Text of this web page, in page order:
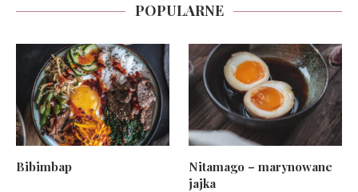
POPULARNE
Bibimbap
Nitamago – marynowane
jajka